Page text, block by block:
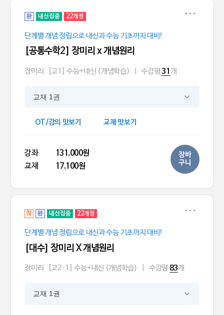
완 내신집중 22개정
단계별 개념 정립으로 내신과 수능 기초까지 대비!
[공통수학2] 장미리 x 개념원리
장미리 [고1] 수능+내신 (개념학습) 수강평31 개
교재 1권
OT/강의 맛보기 교재 맛보기
강좌
131,000원
교재
17,100원
장바
구니
N 완 내신집중 22개정
단계별 개념 정립으로 내신과 수능 기초까지 대비!
[대수] 장미리 X 개념원리
장미리 [고2·1] 수능+내신 (개념학습) 수강평 83개
교재 1권